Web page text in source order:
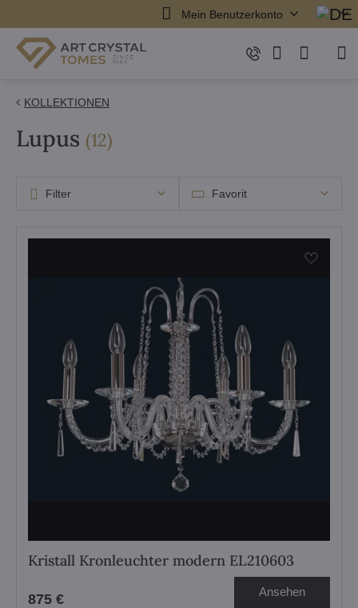
Mein Benutzerkonto
KOLLEKTIONEN
Lupus (12Artikel
)
Favorit
Filter
Kristall Kronleuchter modern EL210603
875 € Ansehen